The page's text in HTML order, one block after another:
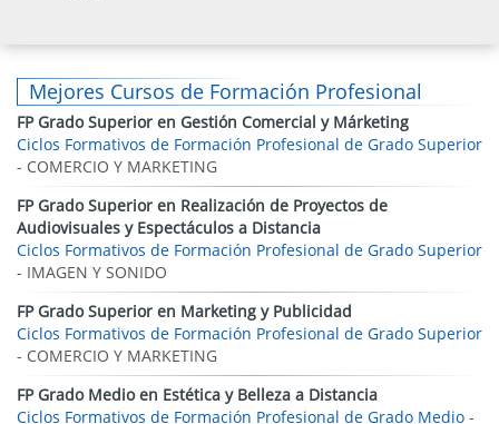
Mejores Cursos de Formación Profesional
FP Grado Superior en Gestión Comercial y Márketing
Ciclos Formativos de Formación Profesional de Grado Superior
- COMERCIO Y MARKETING
FP Grado Superior en Realización de Proyectos de
Audiovisuales y Espectáculos a Distancia
Ciclos Formativos de Formación Profesional de Grado Superior
- IMAGEN Y SONIDO
FP Grado Superior en Marketing y Publicidad
Ciclos Formativos de Formación Profesional de Grado Superior
- COMERCIO Y MARKETING
FP Grado Medio en Estética y Belleza a Distancia
Ciclos Formativos de Formación Profesional de Grado Medio -